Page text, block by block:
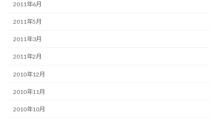
2011年6月
2011年5月
2011年3月
2011年2月
2010年12月
2010年11月
2010年10月